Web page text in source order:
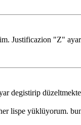
Justificazion "Z"
degistirip
lispe yüklüyorum.